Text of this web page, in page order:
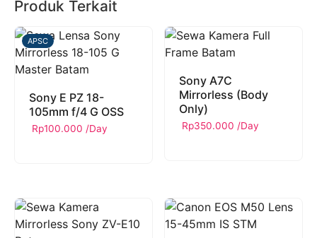
Produk Terkait
APSC
Sony E PZ 18-
105mm f/4 G OSS
Rp100.000 /Day
Sony A7C
Mirrorless (Body
Only)
Rp350.000 /Day